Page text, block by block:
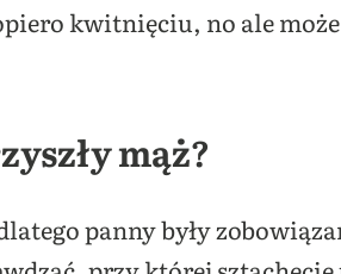
kwitnięciu, no ale
mąż?
panny były